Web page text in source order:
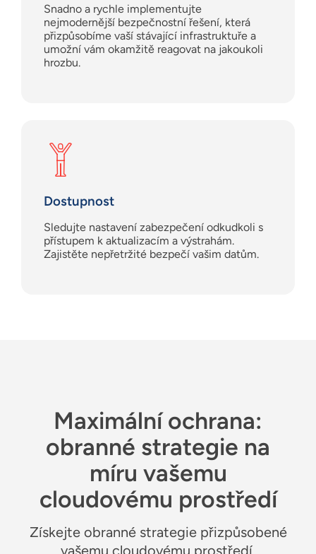
Snadno a rychle implementujte
nejmodernější bezpečnostní řešení, která
přizpůsobíme vaší stávající infrastruktuře a
umožní vám okamžitě reagovat na jakoukoli
hrozbu.
Dostupnost
Sledujte nastavení zabezpečení odkudkoli s
přístupem k aktualizacím a výstrahám.
Zajistěte nepřetržité bezpečí vašim datům.
Maximální ochrana:
obranné strategie na
míru vašemu
cloudovému prostředí
Získejte obranné strategie přizpůsobené
vašemu cloudovému prostředí.